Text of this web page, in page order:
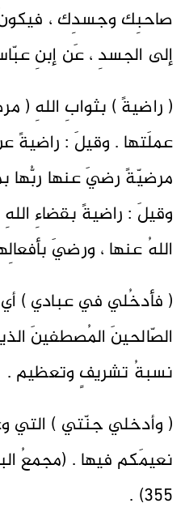
صاحبِك وجسدِك ، فيكونُ
إلى الجسدِ ، عَن إبنِ
( راضيةً ) بثوابِ اللهِ (
عملَتها . وقيلَ : راضيةً عنِ
مرضيّةً رضيَ عنها ربُّها
وقيلَ : راضيةً بقضاءِ
اللهُ عنها ، ورضيَ
( فأدخُلي في عبادي )
الصّالحينَ المُصطفينَ
نسبةُ تشريفٍ وتعظيم .
( وأدخلي جنّتي ) التي
355) .